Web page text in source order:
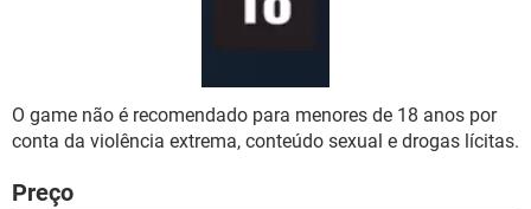
O game não é recomendado para menores de 18 anos por
conta da violência extrema, conteúdo sexual e drogas lícitas.
Preço